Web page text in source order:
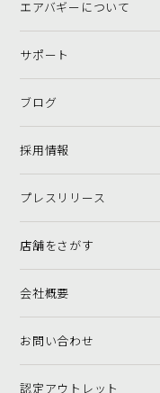
エアバギーについて
サポート
ブログ
採用情報
プレスリリース
店舗をさがす
会社概要
お問い合わせ
認定アウトレット